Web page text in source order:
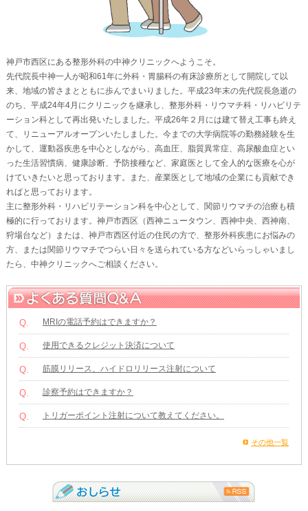
神戸市西区にある整形外科の中神クリニックへようこそ。
先代院長中神一人が昭和61年に外科・胃腸科の有床診療所として開院して以
来、地域の皆さまとともに歩んでまいりました。平成23年末の先代院長急逝の
のち、平成24年4月にクリニックを継承し、整形外科・リウマチ科・リハビリテ
ーション科として再出発いたしました。平成26年２月には建て替え工事も終え
て、リニューアルオープンいたしました。今までの大学病院等の勤務経験を生
かして、運動器疾患を中心としながら、高血圧、脂質異常症、高尿酸血症とい
った生活習慣病、健康診断、予防接種など、家庭医として全人的な医療を心が
けていきたいと思っております。また、産業医として地域の企業にも貢献でき
ればと思っております。
主に整形外科・リハビリテーション科を中心として、関節リウマチの治療も積
極的に行っております。神戸市西区（西神ニュータウン、西神中央、西神南、
狩場台など）または、神戸市西区付近の住民の方で、整形外科疾患にお悩みの
方、または関節リウマチでつらい日々を送られている方などいらっしゃいまし
たら、中神クリニックへご相談ください。
Q. MRIの電話予約はできますか？
Q. 使用できるクレジット決済について
Q. 筋膜リリース、ハイドロリリース注射について
Q. 診察予約はできますか？
Q. トリガーポイント注射について教えてください。
その他一覧